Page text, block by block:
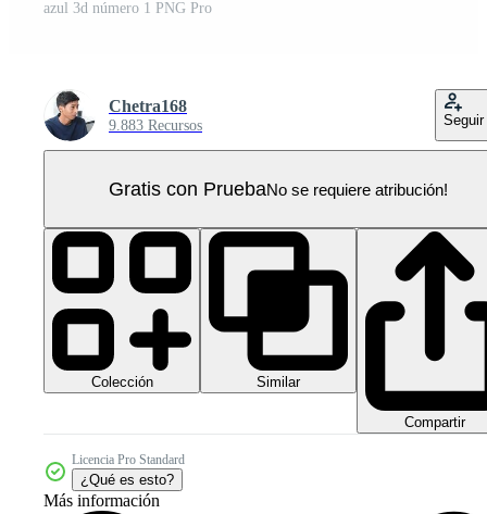
azul 3d número 1 PNG Pro
Chetra168
9.883 Recursos Seguir
Gratis con PruebaNo se requiere atribución!
Colección Similar
Compartir
Licencia Pro Standard
¿Qué es esto?
Más información